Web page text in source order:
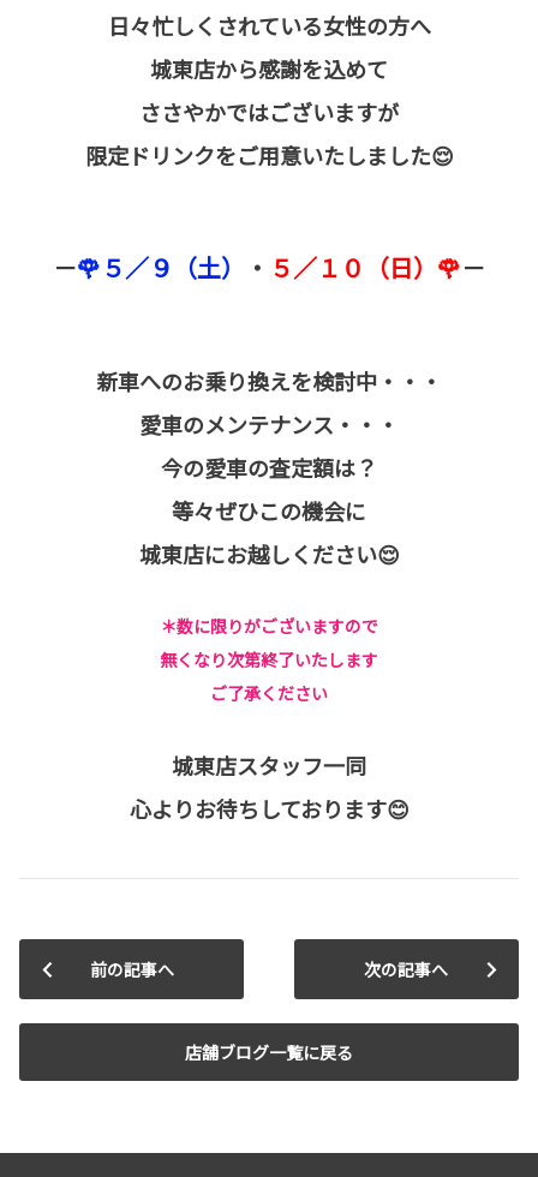
日々忙しくされている女性の方へ
城東店から感謝を込めて
ささやかではございますが
限定ドリンクをご用意いたしました😌
－🌹５／９（土） ・ ５／１０（日）🌹－
新車へのお乗り換えを検討中・・・
愛車のメンテナンス・・・
今の愛車の査定額は？
等々ぜひこの機会に
城東店にお越しください😌
＊数に限りがございますので
無くなり次第終了いたします
ご了承ください
城東店スタッフ一同
心よりお待ちしております😊
前の記事へ
店舗ブログ一覧に戻る
次の記事へ